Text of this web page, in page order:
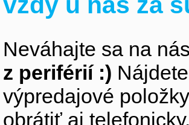
Neváhajte sa na
z periférií :)
výpredajové
obrátiť aj telefonicky,